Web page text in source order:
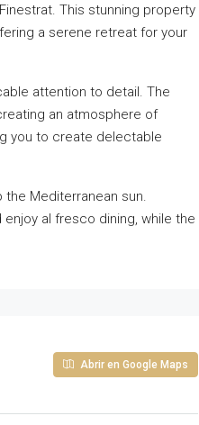
This stunning property
a serene retreat for your
attention to detail. The
an atmosphere of
you to create delectable
the Mediterranean sun.
al fresco dining, while the
Abrir en Google Maps